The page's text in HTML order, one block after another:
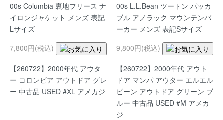
00s Columbia 裏地フリース ナ
イロンジャケット メンズ 表記
Lサイズ
7,800円(税込)
【260722】2000年代 アウタ
ー コロンビア アウトドア グレ
ー 中古品 USED #XL アメカジ
00s L.L.Bean ツートン パッカ
ブル アノラック マウンテンパ
ーカー メンズ 表記Sサイズ
9,800円(税込)
【260722】2000年代 アウト
ドア マンパ アウター エルエル
ビーン アウトドア グリーン ブ
ルー 中古品 USED #M アメカ
ジ